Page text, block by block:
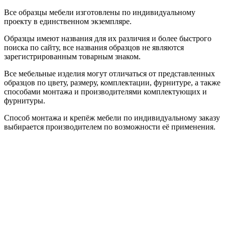
Все образцы мебели изготовлены по индивидуальному
проекту в единственном экземпляре.
Образцы имеют названия для их различия и более быстрого
поиска по сайту, все названия образцов не являются
зарегистрированным товарным знаком.
Все мебельные изделия могут отличаться от представленных
образцов по цвету, размеру, комплектации, фурнитуре, а также
способами монтажа и производителями комплектующих и
фурнитуры.
Способ монтажа и крепёж мебели по индивидуальному заказу
выбирается производителем по возможности её применения.